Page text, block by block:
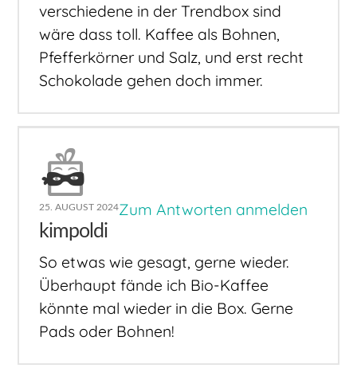
verschiedene in der Trendbox sind
wäre dass toll. Kaffee als Bohnen,
Pfefferkörner und Salz, und erst recht
Schokolade gehen doch immer.
25. AUGUST 2024Zum Antworten anmelden
kimpoldi
So etwas wie gesagt, gerne wieder.
Überhaupt fände ich Bio-Kaffee
könnte mal wieder in die Box. Gerne
Pads oder Bohnen!